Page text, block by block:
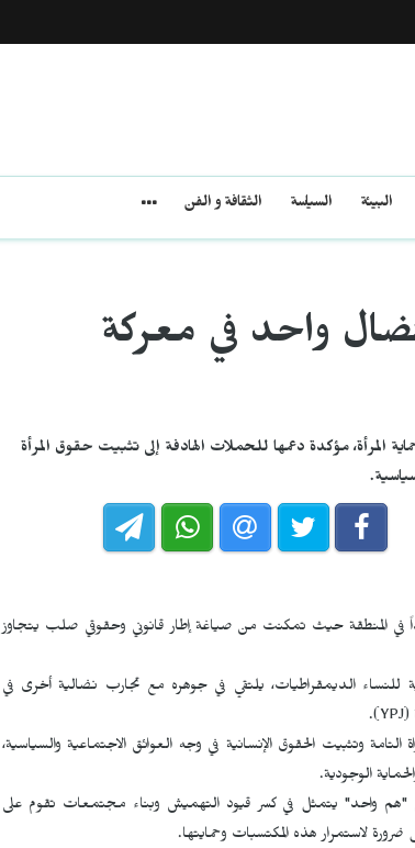
البيئة السياسة الثقافة و الفن
واحد في معركة
المرأة، مؤكدة دعمها للحملات الهادفة إلى تثبيت حقوق المرأة
في المنطقة حيث تمكنت من صياغة إطار قانوني وحقوقي صلب يتجاوز
للنساء الديمقراطيات، يلتقي في جوهره مع تجارب نضالية أخرى في
(
YPJ
).
وتثبيت الحقوق الإنسانية في وجه العوائق الاجتماعية والسياسية،
الوجودية.
في "هم واحد" يتمثل في كسر قيود التهميش وبناء مجتمعات تقوم على
ضرورة لاستمرار هذه المكتسبات وحمايتها.